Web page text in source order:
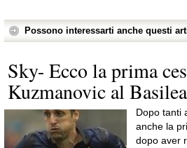
Possono interessarti anche questi
Sky- Ecco la prima
Kuzmanovic al
Dopo tanti
anche la
dopo aver